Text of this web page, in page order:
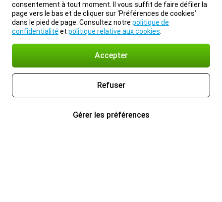
consentement à tout moment. Il vous suffit de faire défiler la
page vers le bas et de cliquer sur ‘Préférences de cookies’
dans le pied de page. Consultez notre politique de
confidentialité et politique relative aux cookies
Accepter
Refuser
Gérer les préférences